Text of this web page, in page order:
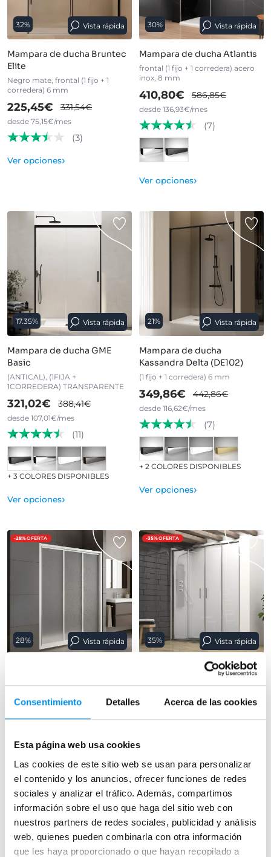
Consentimiento Detalles Acerca de las cookies
Esta página web usa cookies
Las cookies de este sitio web se usan para personalizar
el contenido y los anuncios, ofrecer funciones de redes
sociales y analizar el tráfico. Además, compartimos
información sobre el uso que haga del sitio web con
nuestros partners de redes sociales, publicidad y análisis
web, quienes pueden combinarla con otra información
que les haya proporcionado o que hayan recopilado a
32% Vista rápida
Mampara de ducha Bruntec
Elite
Negro mate, frontal (1 fijo + 1
corredera) 6 mm
225,45€ 331,54€
desde 75,15€/mes
(3)
Ver opciones›
30% Vista rápida
Mampara de ducha Atlantis
frontal (1 fijo + 1 corredera) acero
inox, 8 mm
410,80€ 586,85€
desde 136,93€/mes
(7)
Ver opciones›
17.35% Vista rápida
Mampara de ducha GME
Basic
(ANTICAL), (1FIJA +
1CORREDERA) TRANSPARENTE
321,02€ 388,41€
desde 107,01€/mes
(11)
+ 3 COLORES DISPONIBLES
Ver opciones›
21% Vista rápida
Mampara de ducha
Kassandra Delta (DE102)
(1 fijo + 1 corredera) 6 mm
349,86€ 442,86€
desde 116,62€/mes
(7)
+ 2 COLORES DISPONIBLES
Ver opciones›
-28%OFERTA
28% Vista rápida
3 hojas correderas, acrílico
(24)
Ver opciones›
-35%OFERTA
35% Vista rápida
Mampara de ducha Emma
(2 fijos + 2 correderas) perfil negro
Ver opciones›